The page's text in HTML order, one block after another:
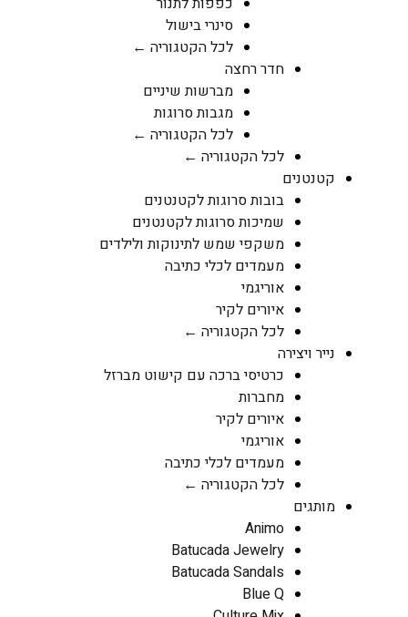
סינרי בישול
לכל הקטגוריה ←
חדר רחצה
מברשות שיניים
מגבות סרוגות
לכל הקטגוריה ←
לכל הקטגוריה ←
קטנטנים
בובות סרוגות לקטנטנים
שמיכות סרוגות לקטנטנים
משקפי שמש לתינוקות ולילדים
מעמדים לכלי כתיבה
אוריגמי
איורים לקיר
לכל הקטגוריה ←
נייר ויצירה
כרטיסי ברכה עם קישוט מברזל
מחברות
איורים לקיר
אוריגמי
מעמדים לכלי כתיבה
לכל הקטגוריה ←
מותגים
Animo
Batucada Jewelry
Batucada Sandals
Blue Q